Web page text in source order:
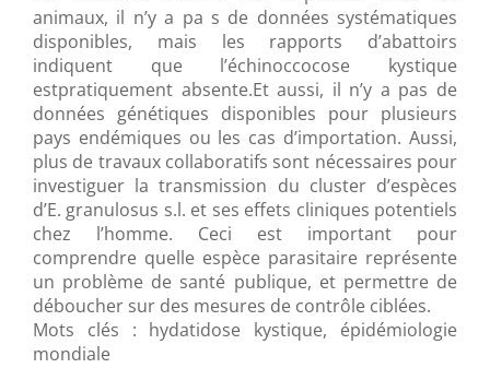
animaux, il n’y a pa s de données systématiques
disponibles, mais les rapports d’abattoirs
indiquent que l’échinoccocose kystique
estpratiquement absente.Et aussi, il n’y a pas de
données génétiques disponibles pour plusieurs
pays endémiques ou les cas d’importation. Aussi,
plus de travaux collaboratifs sont nécessaires pour
investiguer la transmission du cluster d’espèces
d’E. granulosus s.l. et ses effets cliniques potentiels
chez l’homme. Ceci est important pour
comprendre quelle espèce parasitaire représente
un problème de santé publique, et permettre de
déboucher sur des mesures de contrôle ciblées.
Mots clés : hydatidose kystique, épidémiologie
mondiale